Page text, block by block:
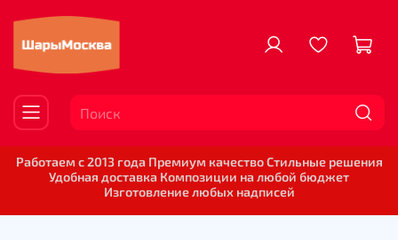
Работаем с 2013 года Премиум качество Стильные решения
Удобная доставка Композиции на любой бюджет
Изготовление любых надписей